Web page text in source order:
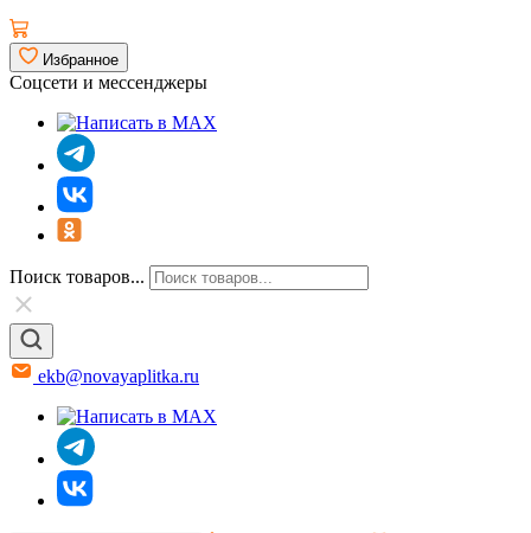
Избранное
Соцсети и мессенджеры
Поиск товаров...
ekb@novayaplitka.ru